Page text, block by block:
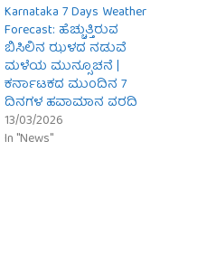
Karnataka 7 Days Weather
Forecast: ಹೆಚ್ಚುತ್ತಿರುವ
ಬಿಸಿಲಿನ ಝಳದ ನಡುವೆ
ಮಳೆಯ ಮುನ್ಸೂಚನೆ |
ಕರ್ನಾಟಕದ ಮುಂದಿನ 7
ದಿನಗಳ ಹವಾಮಾನ ವರದಿ
13/03/2026
In "News"